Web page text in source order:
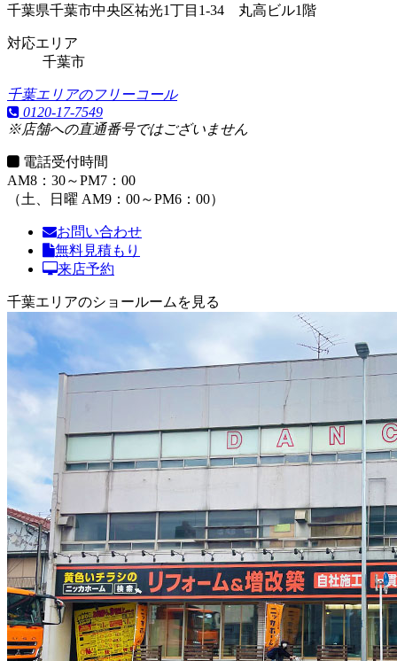
千葉県千葉市中央区祐光1丁目1-34 丸高ビル1階
対応エリア
千葉市
千葉エリアのフリーコール
0120-17-7549
※店舗への直通番号ではございません
電話受付時間
AM8：30～PM7：00
（土、日曜 AM9：00～PM6：00）
お問い合わせ
無料見積もり
来店予約
千葉エリアのショールームを見る